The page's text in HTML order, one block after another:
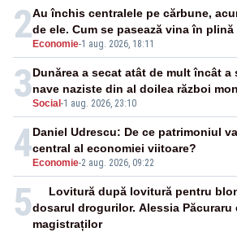
2 Economie-1 aug. 2026, 18:11
Au închis centralele pe cărbune,
de ele. Cum se pasează vina în
3Social -1 aug. 2026, 23:10
Dunărea a secat atât de mult încât
nave naziste din al doilea război
4 Economie-2 aug. 2026, 09:22
Daniel Udrescu: De ce patrimoniul
central al economiei viitoare?
5
Lovitură după lovitură pentru
dosarul drogurilor. Alessia Păcuraru
magistraților